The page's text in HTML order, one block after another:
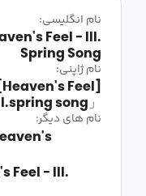
نام انگلیسی:
Feel - III.
Spring Song
نام ژاپنی:
Feel]
song」
نام های دیگر:
Feel - III.